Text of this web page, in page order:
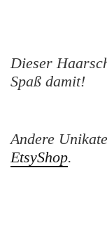
Dieser
Spaß damit!
Andere
EtsyShop.